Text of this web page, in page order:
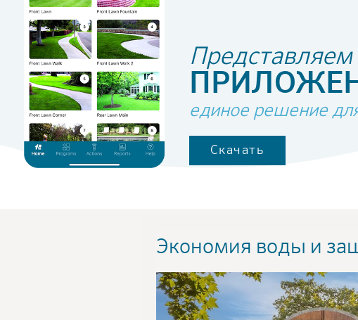
Представляем
единое решение
Скачать
Экономия воды и